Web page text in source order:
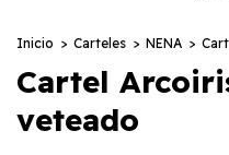
Inicio > Carteles > NENA >
Cartel
veteado